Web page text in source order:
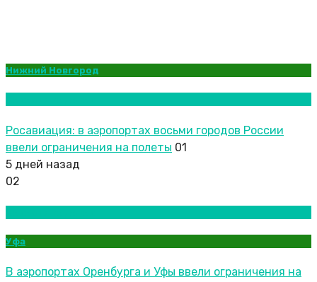
Нижний Новгород
Росавиация: в аэропортах восьми городов России
ввели ограничения на полеты 01
5 дней назад
02
Уфа
В аэропортах Оренбурга и Уфы ввели ограничения на